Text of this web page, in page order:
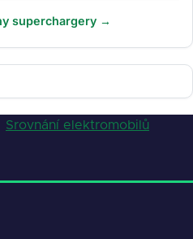
superchargery →
Srovnání elektromobilů